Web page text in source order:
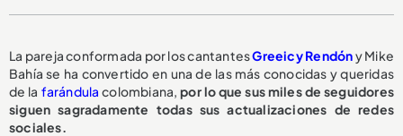
La pareja conformada por los cantantesGreeicy Rendóny Mike
Bahía se ha convertido en una de las más conocidas y queridas
de la farándula colombiana,por lo que sus miles de seguidores
siguen sagradamente todas sus actualizaciones de redes
sociales.